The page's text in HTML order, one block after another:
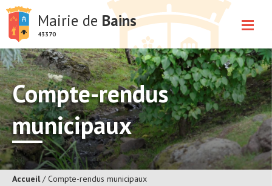
Mairie de Bains
43370
Compte-rendus
municipaux
Accueil/Compte-rendus municipaux